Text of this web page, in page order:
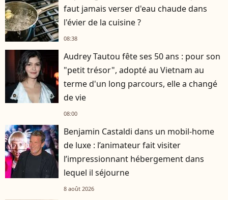
faut jamais verser d'eau chaude dans
l'évier de la cuisine ?
08:38
Audrey Tautou fête ses 50 ans : pour son
"petit trésor", adopté au Vietnam au
terme d'un long parcours, elle a changé
de vie
08:00
Benjamin Castaldi dans un mobil-home
de luxe : l’animateur fait visiter
l’impressionnant hébergement dans
lequel il séjourne
8 août 2026